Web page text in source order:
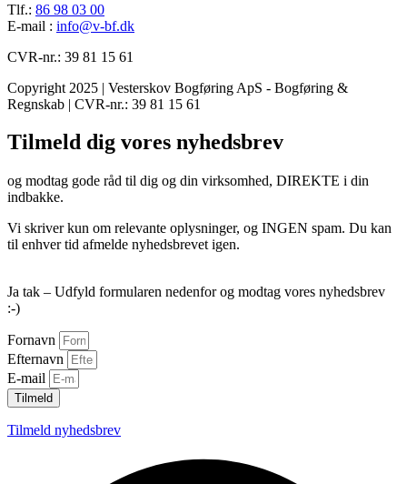
Tlf.: 86 98 03 00
E-mail : info@v-bf.dk
CVR-nr.: 39 81 15 61
Copyright 2025 | Vesterskov Bogføring ApS - Bogføring &
Regnskab | CVR-nr.: 39 81 15 61
Tilmeld dig vores nyhedsbrev
og modtag gode råd til dig og din virksomhed, DIREKTE i din
indbakke.
Vi skriver kun om relevante oplysninger, og INGEN spam. Du kan
til enhver tid afmelde nyhedsbrevet igen.
Ja tak – Udfyld formularen nedenfor og modtag vores nyhedsbrev
:-)
Fornavn
Efternavn
E-mail
Tilmeld
Tilmeld nyhedsbrev